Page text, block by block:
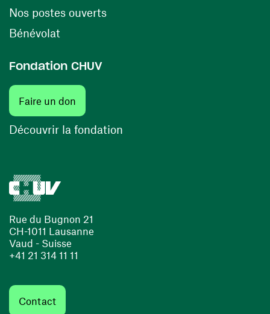
Rue du Bugnon 21
CH-1011 Lausanne
Vaud - Suisse
+41 21 314 11 11
Contact
Nos postes ouverts(ouvre une nouvelle fenêtre)
Bénévolat
Fondation CHUV
Faire un don
Découvrir la fondation